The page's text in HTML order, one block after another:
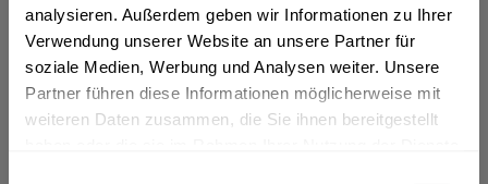
analysieren. Außerdem geben wir Informationen zu Ihrer
Verwendung unserer Website an unsere Partner für
soziale Medien, Werbung und Analysen weiter. Unsere
Partner führen diese Informationen möglicherweise mit
weiteren Daten zusammen, die Sie ihnen bereitgestellt
Artikel-Nr.: 15663
Beschreibung
mehr